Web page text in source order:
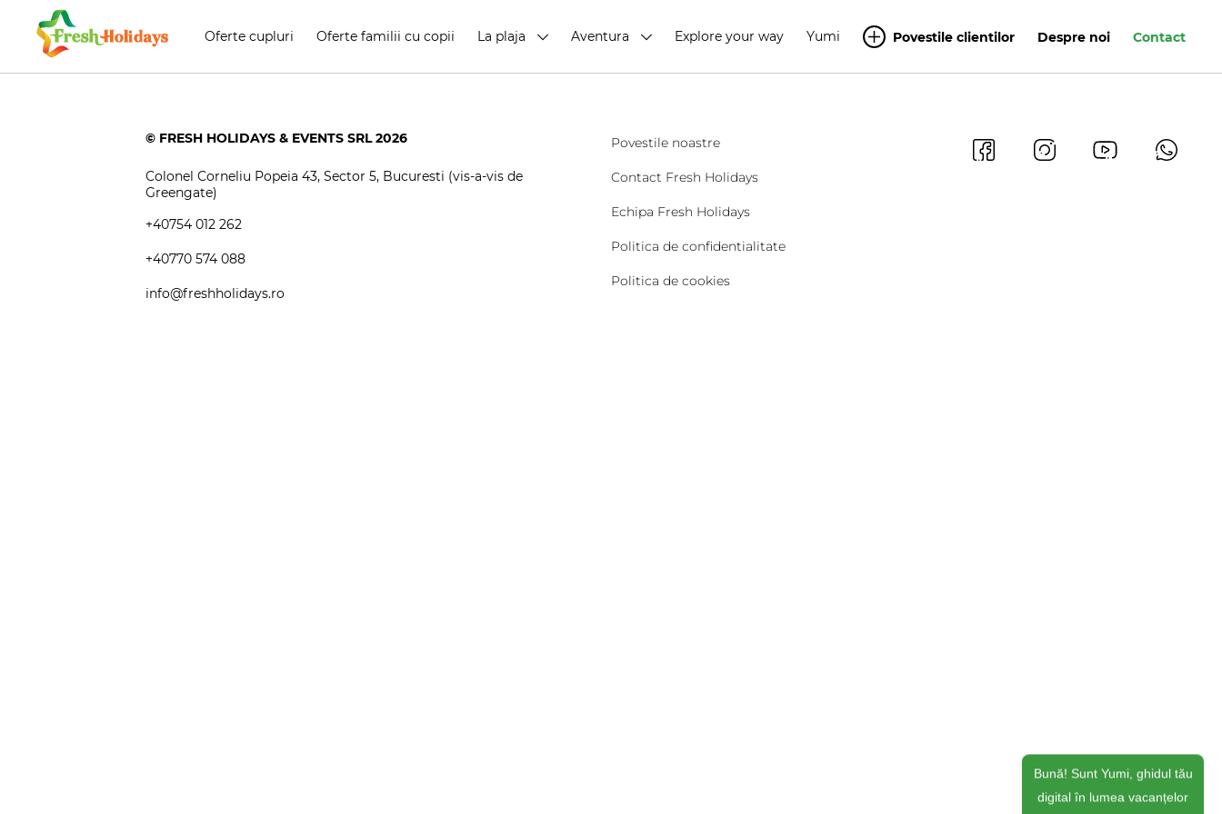
Oferte cupluri Oferte familii cu copii La plaja Aventura Explore your way Yumi Povestile clientilor Despre noi Contact
© FRESH HOLIDAYS & EVENTS SRL 2026
Colonel Corneliu Popeia 43, Sector 5, Bucuresti (vis-a-vis de
Greengate)
+40754 012 262
+40770 574 088
info@freshholidays.ro
Povestile noastre
Contact Fresh Holidays
Echipa Fresh Holidays
Politica de confidentialitate
Politica de cookies
Bună! Sunt Yumi, ghidul tău
digital în lumea vacanțelor